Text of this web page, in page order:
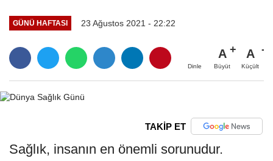
GÜNÜ HAFTASI 23 Ağustos 2021 - 22:22
Dinle
A
Büyüt
A
Küçült
TAKİP ET
Sağlık, insanın en önemli sorunudur.